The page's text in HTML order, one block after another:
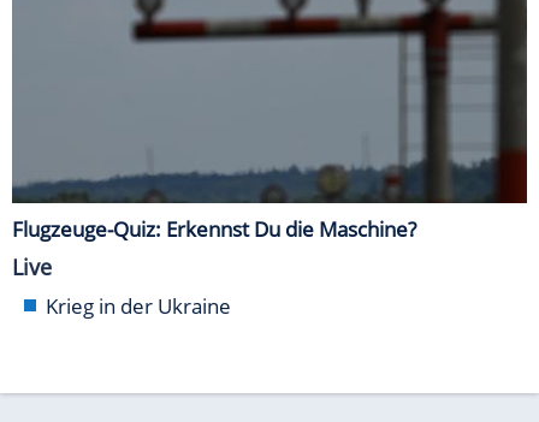
Flugzeuge-Quiz: Erkennst Du die Maschine?
Live
Krieg in der Ukraine